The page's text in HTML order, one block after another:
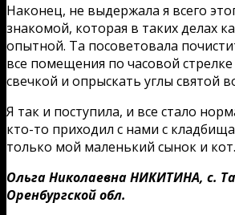
Наконец, не выдержала я всего
знакомой, которая в таких делах
опытной. Та посоветовала
все помещения по часовой
свечкой и опрыскать углы святой
Я так и поступила, и все стало
кто-то приходил с нами с
только мой маленький сынок и кот.
Ольга Николаевна НИКИТИНА, с.
Оренбургской обл.